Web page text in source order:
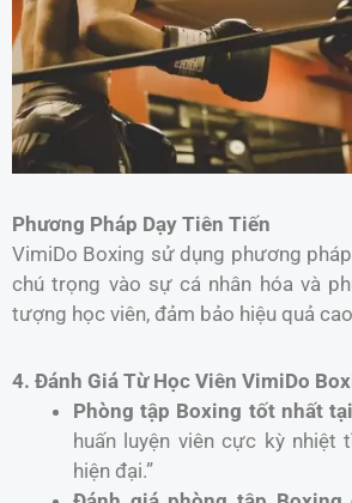
Phương Pháp Dạy Tiên Tiến
VimiDo Boxing sử dụng phương
chú trọng vào sự cá nhân hóa và
tượng học viên, đảm bảo hiệu quả
4. Đánh Giá Từ Học Viên VimiDo
Phòng tập Boxing tốt nhất
huấn luyện viên cực kỳ nhiệt
hiện đại.”